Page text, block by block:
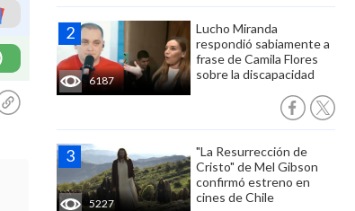
6187
Lucho Miranda
respondió sabiamente a
frase de Camila Flores
sobre la discapacidad
5227
"La Resurrección de
Cristo" de Mel Gibson
confirmó estreno en
cines de Chile